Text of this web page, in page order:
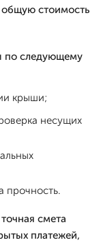
общую стоимость
по следующему
крыши;
несущих
прочность.
смета
платежей,